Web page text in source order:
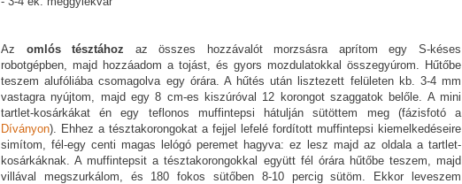
Az omlós tésztához az összes hozzávalót morzsásra aprítom egy S-késes
robotgépben, majd hozzáadom a tojást, és gyors mozdulatokkal összegyúrom. Hűtőbe
teszem alufóliába csomagolva egy órára. A hűtés után lisztezett felületen kb. 3-4 mm
vastagra nyújtom, majd egy 8 cm-es kiszúróval 12 korongot szaggatok belőle. A mini
tartlet-kosárkákat én egy teflonos muffintepsi hátulján sütöttem meg (fázisfotó a
Díványon). Ehhez a tésztakorongokat a fejjel lefelé fordított muffintepsi kiemelkedéseire
simítom, fél-egy centi magas lelógó peremet hagyva: ez lesz majd az oldala a tartlet-
kosárkáknak. A muffintepsit a tésztakorongokkal együtt fél órára hűtőbe teszem, majd
villával megszurkálom, és 180 fokos sütőben 8-10 percig sütöm. Ekkor leveszem